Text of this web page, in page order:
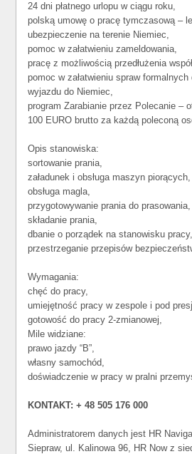
24 dni płatnego urlopu w ciągu roku,
polską umowę o pracę tymczasową –
ubezpieczenie na terenie Niemiec,
pomoc w załatwieniu zameldowania,
pracę z możliwością przedłużenia
pomoc w załatwieniu spraw
wyjazdu do Niemiec,
program Zarabianie przez Polecanie –
100 EURO brutto za każdą poleconą
Opis stanowiska:
sortowanie prania,
załadunek i obsługa maszyn piorących,
obsługa magla,
przygotowywanie prania do prasowania,
składanie prania,
dbanie o porządek na stanowisku pracy,
przestrzeganie przepisów
Wymagania:
chęć do pracy,
umiejętność pracy w zespole i pod
gotowość do pracy 2-zmianowej,
Mile widziane:
prawo jazdy “B”,
własny samochód,
doświadczenie w pracy w pralni
KONTAKT: + 48 505 176 000
Administratorem danych jest HR
Siepraw, ul. Kalinowa 96, HR Now z